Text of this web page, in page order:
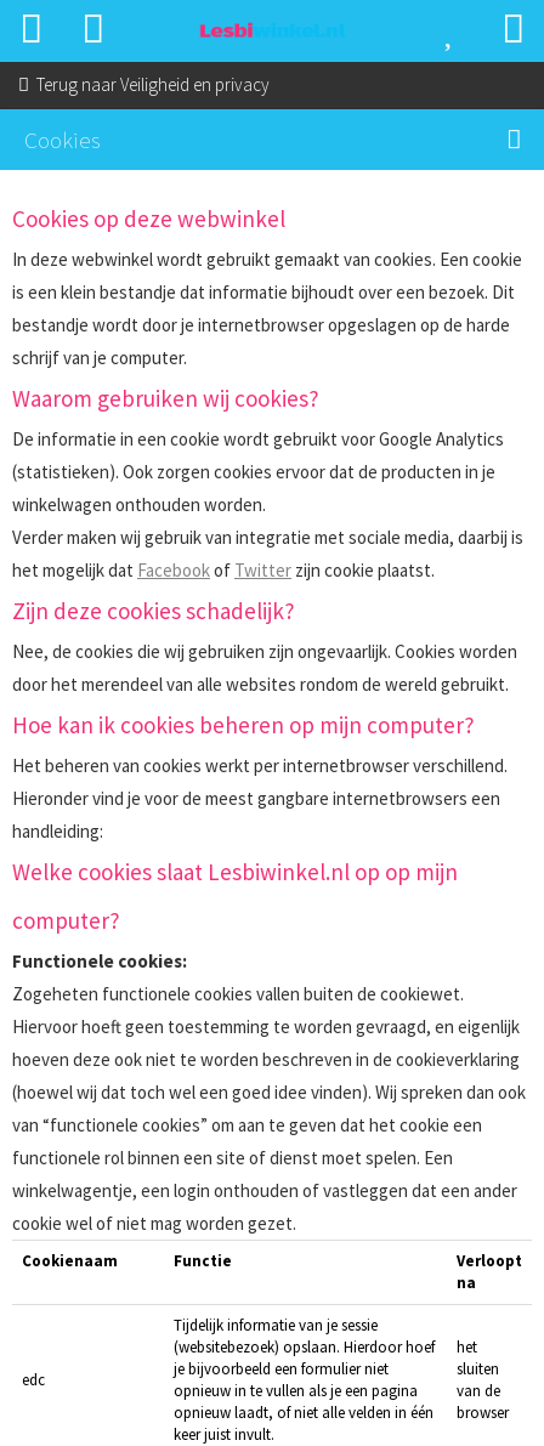
Terug naarVeiligheid en privacy
Cookies
Cookies op deze webwinkel
In deze webwinkel wordt gebruikt gemaakt van cookies. Een cookie
is een klein bestandje dat informatie bijhoudt over een bezoek. Dit
bestandje wordt door je internetbrowser opgeslagen op de harde
schrijf van je computer.
Waarom gebruiken wij cookies?
De informatie in een cookie wordt gebruikt voor Google Analytics
(statistieken). Ook zorgen cookies ervoor dat de producten in je
winkelwagen onthouden worden.
Verder maken wij gebruik van integratie met sociale media, daarbij is
het mogelijk dat Facebookof Twitter zijn cookie plaatst.
Zijn deze cookies schadelijk?
Nee, de cookies die wij gebruiken zijn ongevaarlijk. Cookies worden
door het merendeel van alle websites rondom de wereld gebruikt.
Hoe kan ik cookies beheren op mijn computer?
Het beheren van cookies werkt per internetbrowser verschillend.
Hieronder vind je voor de meest gangbare internetbrowsers een
handleiding:
Welke cookies slaat Lesbiwinkel.nl op op mijn
computer?
Functionele cookies:
Zogeheten functionele cookies vallen buiten de cookiewet.
Hiervoor hoeft geen toestemming te worden gevraagd, en eigenlijk
hoeven deze ook niet te worden beschreven in de cookieverklaring
(hoewel wij dat toch wel een goed idee vinden). Wij spreken dan ook
van “functionele cookies” om aan te geven dat het cookie een
functionele rol binnen een site of dienst moet spelen. Een
winkelwagentje, een login onthouden of vastleggen dat een ander
cookie wel of niet mag worden gezet.
Cookienaam Functie
Verloopt
na
edc
Tijdelijk informatie van je sessie
(websitebezoek) opslaan. Hierdoor hoef
je bijvoorbeeld een formulier niet
opnieuw in te vullen als je een pagina
opnieuw laadt, of niet alle velden in één
keer juist invult.
het
sluiten
van de
browser